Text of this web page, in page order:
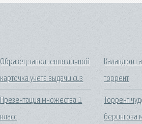
Образец заполнения личной
карточка учета выдачи сиз
Презентация множества 1
класс
Калавдюти
торрент
Торрент
берингова